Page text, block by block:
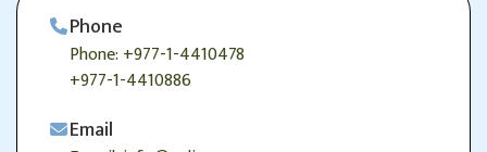
Phone
Phone: +977-1-4410478
+977-1-4410886
Email